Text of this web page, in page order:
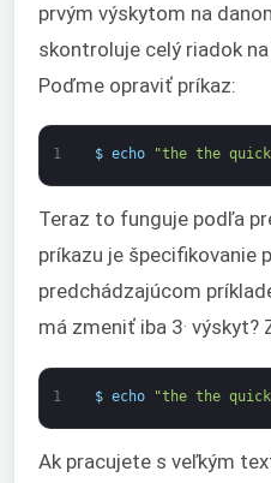
prvým výskytom na
skontroluje celý riadok
Poďme opraviť príkaz:
1 $ echo "the the
Teraz to funguje podľa
príkazu je špecifikovanie
predchádzajúcom
má zmeniť iba 3. výskyt?
1 $ echo "the the
Ak pracujete s veľkým